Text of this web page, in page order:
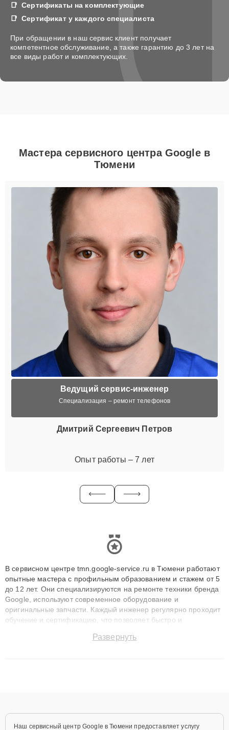
Сертификаты на комплектующие
Сертификат у каждого специалиста
При обращении в наш сервис клиент получает
компетентное обслуживание, а также гарантию до 3 лет на
все виды работ и комплектующих.
Мастера сервисного центра Google в
Тюмени
Ведущий сервис-инженер
Специализация – ремонт телефонов
Дмитрий Сергеевич Петров
Опыт работы – 7 лет
В сервисном центре tmn.google-service.ru в Тюмени работают
опытные мастера с профильным образованием и стажем от 5
до 12 лет. Они специализируются на ремонте техники бренда
Google, используют современное оборудование и
оригинальные запчасти. Каждый инженер регулярно проходит
обучение и сертификацию, что позволяет быстро и
сохранением гарантии до 3 лет. Наши мастера решают
Развернуть
Наш сервисный центр Google в Тюмени предоставляет услугу